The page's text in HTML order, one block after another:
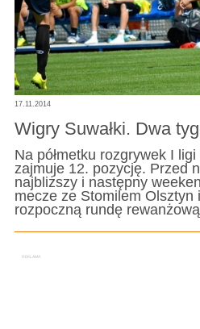
17.11.2014
Wigry Suwałki. Dwa
Na półmetku rozgrywek I
zajmuje 12. pozycję. Przed
najbliższy i następny
mecze ze Stomilem Olsztyn
rozpoczną rundę